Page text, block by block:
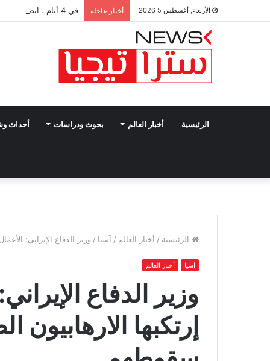
الأربعاء, أغسطس 5 2026 أخبار عاجلة في 4 أيام.. اتصالات مكثفة لفيدان تتناول جهود إنهاء الصراعات بالمنطقة
الرئيسية أخبار العالم بحوث ودراسات أحداث
الرئيسية / أخبار العالم / آسيا / وزير الدفاع الإيراني:
آسيا أخبار العالم
وزير الدفاع
إرتكبها